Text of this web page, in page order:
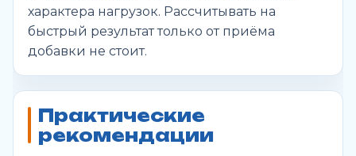
характера нагрузок. Рассчитывать на
быстрый результат только от приёма
добавки не стоит.
Практические
рекомендации